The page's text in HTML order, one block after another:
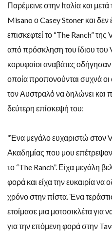
Παρέμεινε στην Ιταλία και
Misano ο Casey Stoner και δεν
επισκεφτεί το “The Ranch”
από πρόσκληση του ίδιου του
κορυφαίοι αναβάτες
οποία προπονούνται συχνά οι
τον Αυστραλό να δηλώνει και
δεύτερη επίσκεψή του:
“Ένα μεγάλο ευχαριστώ στον
Ακαδημίας που μου
το “The Ranch”. Είχα μεγάλη
φορά και είχα την ευκαιρία
χρόνο στην πίστα. Ένα
ετοίμασε μια μοτοσικλέτα
για την επόμενη φορά στην